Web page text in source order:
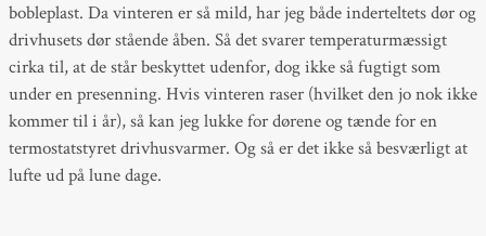
bobleplast. Da vinteren er så mild, har jeg både inderteltets dør og
drivhusets dør stående åben. Så det svarer temperaturmæssigt
cirka til, at de står beskyttet udenfor, dog ikke så fugtigt som
under en presenning. Hvis vinteren raser (hvilket den jo nok ikke
kommer til i år), så kan jeg lukke for dørene og tænde for en
termostatstyret drivhusvarmer. Og så er det ikke så besværligt at
lufte ud på lune dage.